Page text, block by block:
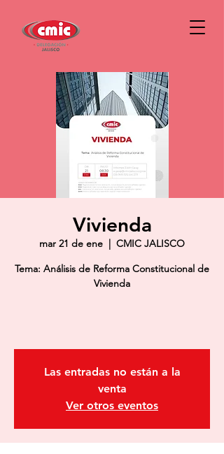
Vivienda
mar 21 de ene
  |
CMIC JALISCO
Tema: Análisis de Reforma Constitucional de
Vivienda
Las entradas no están a la
venta
Ver otros eventos